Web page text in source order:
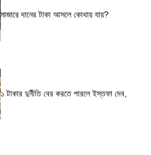
মাজারে দানের টাকা আসলে কোথায় যায়?
১ টাকার দুর্নীতি বের করতে পারলে ইস্তফা দেব,